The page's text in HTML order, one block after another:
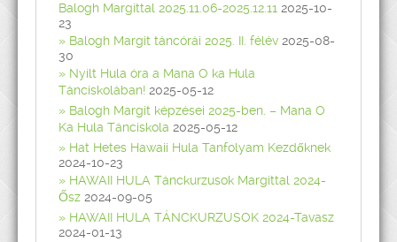
Balogh Margittal 2025.11.06-2025.12.11 2025-10-
23
Balogh Margit táncórái 2025. II. félév 2025-08-
30
Nyílt Hula óra a Mana O ka Hula
Tánciskolában! 2025-05-12
Balogh Margit képzései 2025-ben. – Mana O
Ka Hula Tánciskola 2025-05-12
Hat Hetes Hawaii Hula Tanfolyam Kezdőknek
2024-10-23
HAWAII HULA Tánckurzusok Margittal 2024-
Ősz 2024-09-05
HAWAII HULA TÁNCKURZUSOK 2024-Tavasz
2024-01-13